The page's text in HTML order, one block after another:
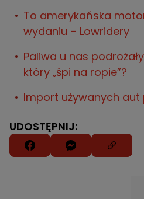
To amerykańska
wydaniu – Lowridery
Paliwa u nas
który „śpi na ropie”?
Import używanych aut
UDOSTĘPNIJ: